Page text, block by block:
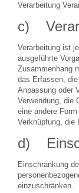
Verarbeitung
c)
Verarbeitung ist
ausgeführte
Zusammenhang
das Erfassen,
Anpassung oder
Verwendung, die
eine andere
Verknüpfung, die
d)
Einschränkung
einzuschränken.